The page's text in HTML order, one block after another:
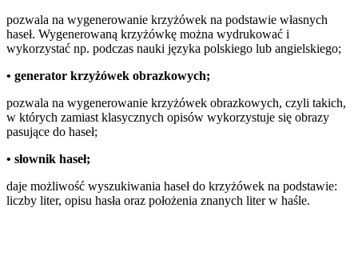
pozwala na wygenerowanie krzyżówek na podstawie własnych
haseł. Wygenerowaną krzyżówkę można wydrukować i
wykorzystać np. podczas nauki języka polskiego lub angielskiego;
• generator krzyżówek obrazkowych;
pozwala na wygenerowanie krzyżówek obrazkowych, czyli takich,
w których zamiast klasycznych opisów wykorzystuje się obrazy
pasujące do haseł;
• słownik haseł;
daje możliwość wyszukiwania haseł do krzyżówek na podstawie:
liczby liter, opisu hasła oraz położenia znanych liter w haśle.